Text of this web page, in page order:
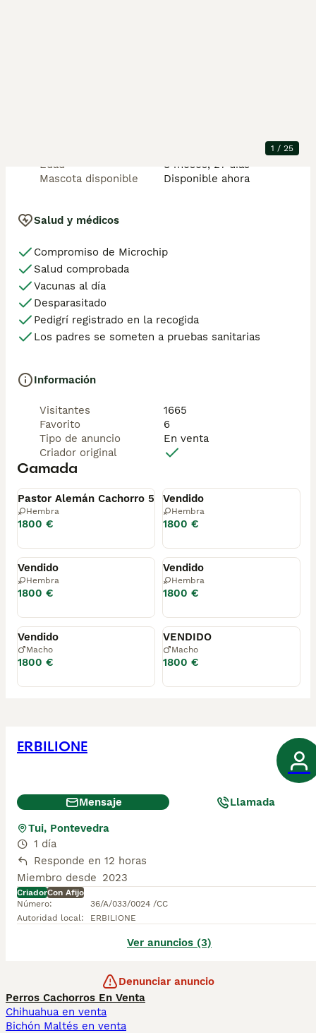
1 / 25
Edad
8 meses, 27 días
Mascota disponible
Disponible ahora
Salud y médicos
Compromiso de Microchip
Salud comprobada
Vacunas al día
Desparasitado
Pedigrí registrado en la recogida
Los padres se someten a pruebas sanitarias
Información
Visitantes
1665
Favorito
6
Tipo de anuncio
En venta
Criador original
Camada
Pastor Alemán Cachorro 5
Hembra
1800 €
Vendido
Hembra
1800 €
Disponible
Vendido
Hembra
1800 €
Disponible
Vendido
Hembra
1800 €
Disponible
Vendido
Macho
1800 €
Disponible
VENDIDO
Macho
1800 €
ERBILIONE
Mensaje Llamada
Tui, Pontevedra
1 día
Responde en 12 horas
Miembro desde 2023
CriadorCon Afijo
Número:
36/A/033/0024 /CC
Autoridad local: ERBILIONE
Ver anuncios (3)
Denunciar anuncio
Perros Cachorros En Venta
Chihuahua en venta
Bichón Maltés en venta